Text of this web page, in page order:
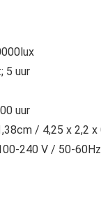
5 uur
uur
/ 4,25 x 2,2 x
240 V / 50-